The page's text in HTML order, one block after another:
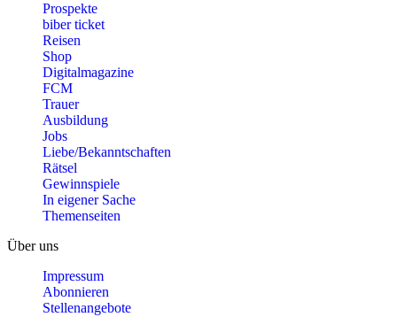
Prospekte
biber ticket
Reisen
Shop
Digitalmagazine
FCM
Trauer
Ausbildung
Jobs
Liebe/Bekanntschaften
Rätsel
Gewinnspiele
In eigener Sache
Themenseiten
Über uns
Impressum
Abonnieren
Stellenangebote